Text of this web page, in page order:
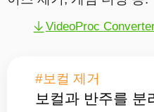
VideoProc
#보컬 제거
보컬과 반주를 분